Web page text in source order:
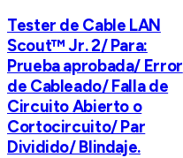
Tester de Cable LAN
Scout™ Jr. 2/ Para:
Prueba aprobada/ Error
de Cableado/ Falla de
Circuito Abierto o
Cortocircuito/ Par
Dividido/ Blindaje.